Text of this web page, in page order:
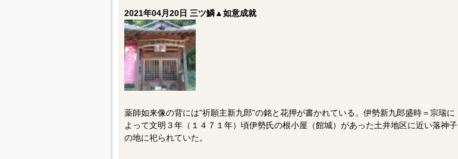
2021年04月20日 三ツ鱗▲如意成就
薬師如来像の背には”祈願主新九郎”の銘と花押が書かれている。伊勢新九郎盛時＝宗瑞に
よって文明３年（１４７１年）頃伊勢氏の根小屋（館城）があった土井地区に近い落神子
の地に祀られていた。